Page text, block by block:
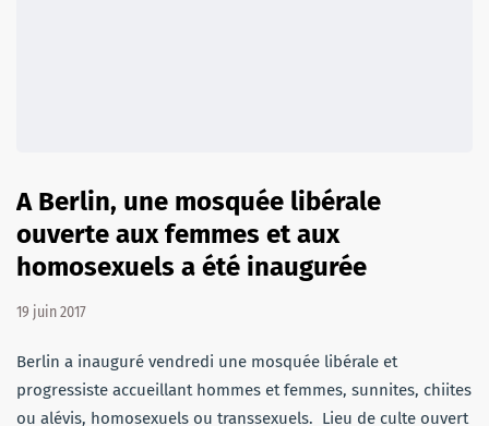
A Berlin, une mosquée libérale
ouverte aux femmes et aux
homosexuels a été inaugurée
19 juin 2017
Berlin a inauguré vendredi une mosquée libérale et
progressiste accueillant hommes et femmes, sunnites, chiites
ou alévis, homosexuels ou transsexuels. Lieu de culte ouvert